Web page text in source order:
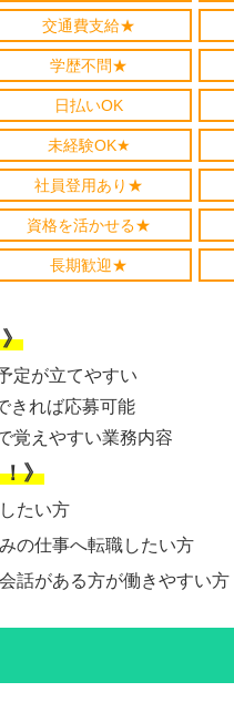
交通費支給★
学歴不問★
日払いOK
未経験OK★
社員登用あり★
資格を活かせる★
長期歓迎★
定が立てやすい
きれば応募可能
覚えやすい業務内容
》
たい方
の仕事へ転職したい方
話がある方が働きやすい方